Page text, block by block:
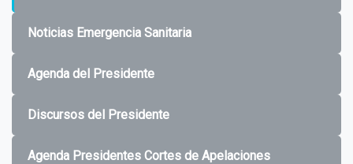
Noticias Emergencia Sanitaria
Agenda del Presidente
Discursos del Presidente
Agenda Presidentes Cortes de Apelaciones